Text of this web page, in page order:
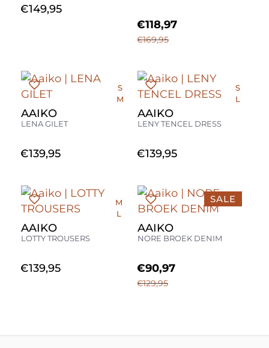
€149,95
€169,95
€118,97
AAIKO
LENA GILET
€139,95
S
M
AAIKO
LENY TENCEL DRESS
€139,95
S
L
AAIKO
LOTTY TROUSERS
€139,95
M
L
AAIKO
NORE BROEK DENIM
€129,95
€90,97
SALE